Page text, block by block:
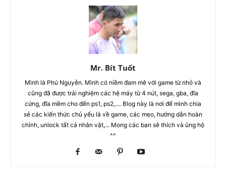
Mr. Bít Tuốt
Mình là Phú Nguyễn. Mình có niềm đam mê với game từ nhỏ và
cũng đã được trải nghiệm các hệ máy từ 4 nút, sega, gba, đĩa
cứng, đĩa mềm cho đến ps1, ps2,.... Blog này là nơi để mình chia
sẻ các kiến thức chủ yếu là về game, các mẹo, hướng dẫn hoàn
chỉnh, unlock tất cả nhân vật,... Mong các bạn sẽ thích và ủng hộ
^^